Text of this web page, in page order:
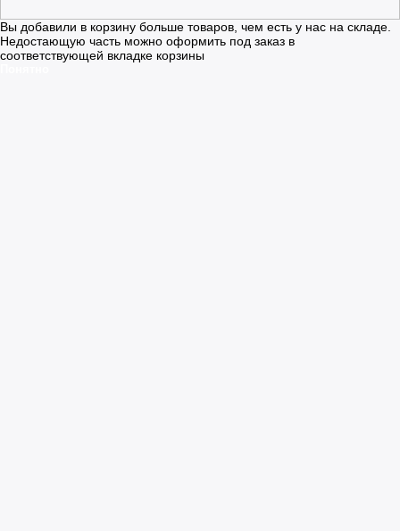
Вы добавили в корзину больше товаров, чем есть у нас на складе.
Недостающую часть можно оформить под заказ в
соответствующей вкладке корзины